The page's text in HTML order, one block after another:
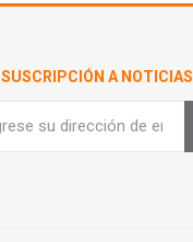
SUSCRIPCIÓN A NOTICIAS